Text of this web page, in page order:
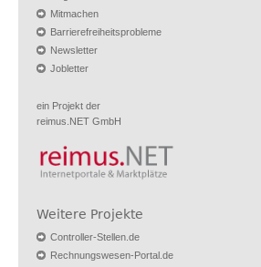
Mitmachen
Barrierefreiheitsprobleme
Newsletter
Jobletter
ein Projekt der
reimus.NET GmbH
Weitere Projekte
Controller-Stellen.de
Rechnungswesen-Portal.de